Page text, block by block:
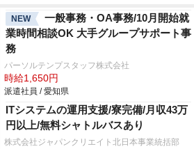
NEW
一般事務・OA事務/10月開始就
業時間相談OK 大手グループサポート事
務
パーソルテンプスタッフ株式会社
時給1,650円
派遣社員 / 愛知県
ITシステムの運用支援/寮完備/月収43万
円以上/無料シャトルバスあり
株式会社ジャパンクリエイト北日本事業統括部